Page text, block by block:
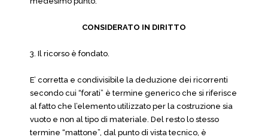
CONSIDERATO IN DIRITTO
3. Il ricorso è fondato.
E’ corretta e condivisibile la deduzione dei ricorrenti
secondo cui “forati” è termine generico che si riferisce
al fatto che l’elemento utilizzato per la costruzione sia
vuoto e non al tipo di materiale. Del resto lo stesso
termine “mattone”, dal punto di vista tecnico, è